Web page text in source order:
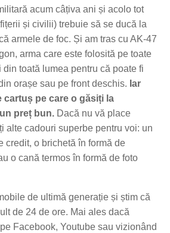
acum câțiva ani și acolo tot
și civilii) trebuie să se ducă la
armele de foc. Și am tras cu AK-47
arma care este folosită pe toate
toată lumea pentru că poate fi
orașe sau pe front deschis. Iar
cartuș pe care o găsiți la
preț bun. Dacă nu vă place
alte cadouri superbe pentru voi: un
credit, o brichetă în formă de
o cană termos în formă de foto
de ultimă generație și știm că
de 24 de ore. Mai ales dacă
Facebook, Youtube sau vizionând